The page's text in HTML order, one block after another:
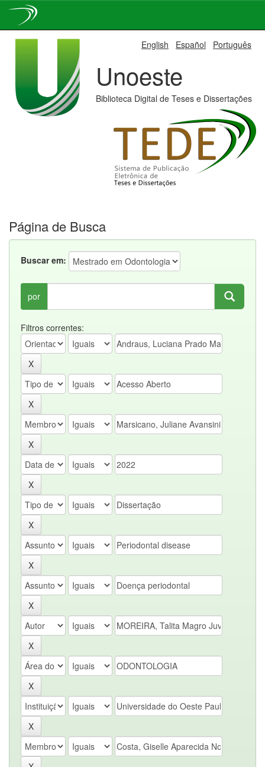
English Español Português
Unoeste
Biblioteca Digital de Teses e Dissertações
Página de Busca
Buscar em:
por
Filtros correntes: